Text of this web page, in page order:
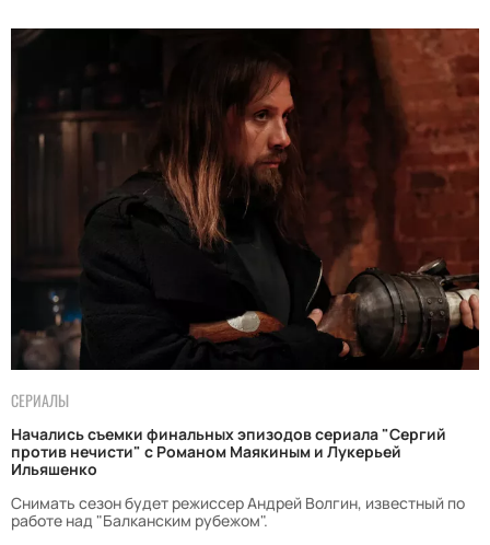
СЕРИАЛЫ
Начались съемки финальных эпизодов сериала "Сергий
против нечисти" с Романом Маякиным и Лукерьей
Ильяшенко
Снимать сезон будет режиссер Андрей Волгин, известный по
работе над "Балканским рубежом".